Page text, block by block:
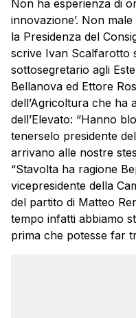
Non ha esperienza di
innovazione’. Non
la Presidenza del
scrive Ivan Scalfarotto
sottosegretario agli
Bellanova ed Ettore
dell’Agricoltura che ha
dell’Elevato: “Hanno
tenerselo presidente
arrivano alle nostre
“Stavolta ha ragione
vicepresidente della
del partito di Matteo
tempo infatti abbiamo
prima che potesse far